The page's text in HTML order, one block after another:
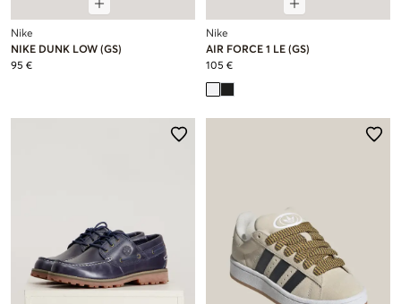
Nike
NIKE DUNK LOW (GS)
95 €
Nike
AIR FORCE 1 LE (GS)
105 €